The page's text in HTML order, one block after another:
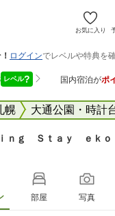
お気に入り
幌 大通公園・時計
ｎｇ Ｓｔａｙ ｅｋｏ
部屋 写真